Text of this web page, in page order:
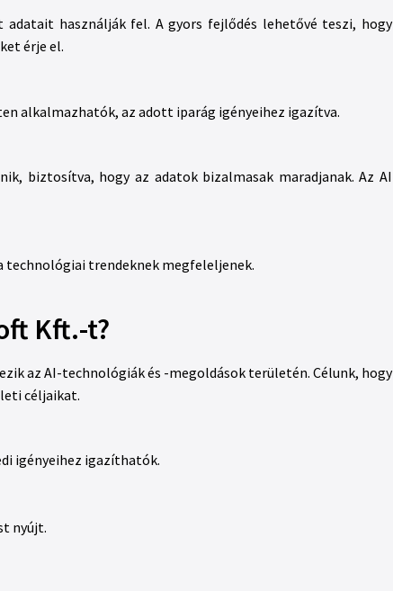
használják fel. A gyors fejlődés lehetővé teszi, hogy
érje el.
alkalmazhatók, az adott iparág igényeihez igazítva.
biztosítva, hogy az adatok bizalmasak maradjanak. Az AI
technológiai trendeknek megfeleljenek.
Kft.-t?
az AI-technológiák és -megoldások területén. Célunk, hogy
céljaikat.
igényeihez igazíthatók.
nyújt.